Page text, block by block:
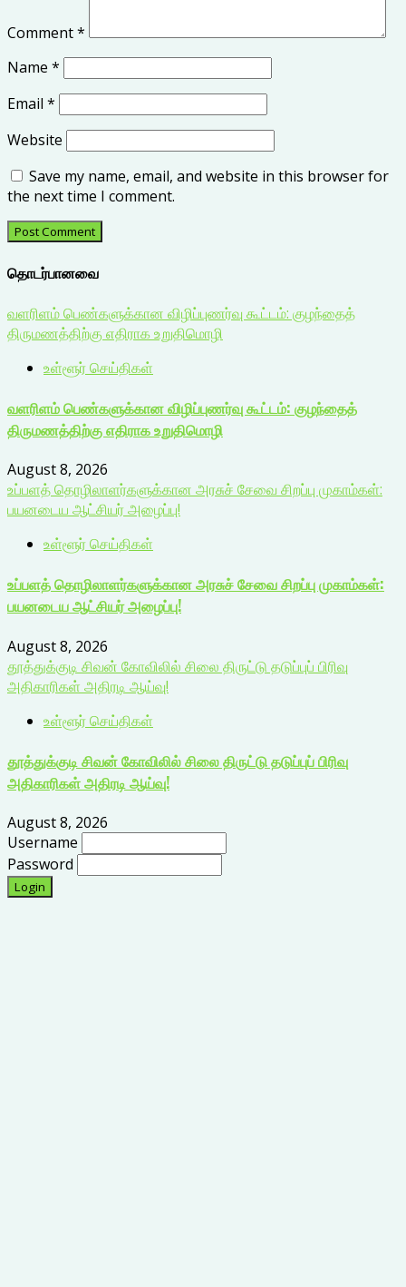
Comment*
Name *
Email *
Website
Save my name, email, and website in this browser for
the next time I comment.
தொடர்பானவை
வளரிளம் பெண்களுக்கான விழிப்புணர்வு கூட்டம்: குழந்தைத்
திருமணத்திற்கு எதிராக உறுதிமொழி
உள்ளூர் செய்திகள்
வளரிளம் பெண்களுக்கான விழிப்புணர்வு கூட்டம்: குழந்தைத்
திருமணத்திற்கு எதிராக உறுதிமொழி
August 8, 2026
உப்பளத் தொழிலாளர்களுக்கான அரசுச் சேவை சிறப்பு முகாம்கள்:
பயனடைய ஆட்சியர் அழைப்பு!
உள்ளூர் செய்திகள்
உப்பளத் தொழிலாளர்களுக்கான அரசுச் சேவை சிறப்பு முகாம்கள்:
பயனடைய ஆட்சியர் அழைப்பு!
August 8, 2026
தூத்துக்குடி சிவன் கோவிலில் சிலை திருட்டு தடுப்புப் பிரிவு
அதிகாரிகள் அதிரடி ஆய்வு!
உள்ளூர் செய்திகள்
தூத்துக்குடி சிவன் கோவிலில் சிலை திருட்டு தடுப்புப் பிரிவு
அதிகாரிகள் அதிரடி ஆய்வு!
August 8, 2026
Username
Password